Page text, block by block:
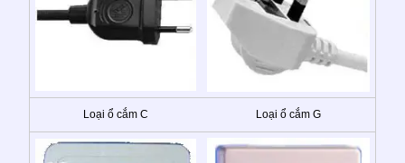
Loại ổ cắm C Loại ổ cắm G